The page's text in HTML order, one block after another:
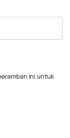
ini untuk